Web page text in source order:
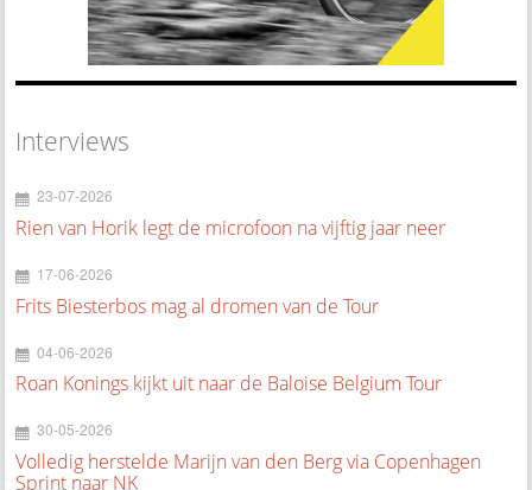
Interviews
23-07-2026
Rien van Horik legt de microfoon na vijftig jaar neer
17-06-2026
Frits Biesterbos mag al dromen van de Tour
04-06-2026
Roan Konings kijkt uit naar de Baloise Belgium Tour
30-05-2026
Volledig herstelde Marijn van den Berg via Copenhagen
Sprint naar NK